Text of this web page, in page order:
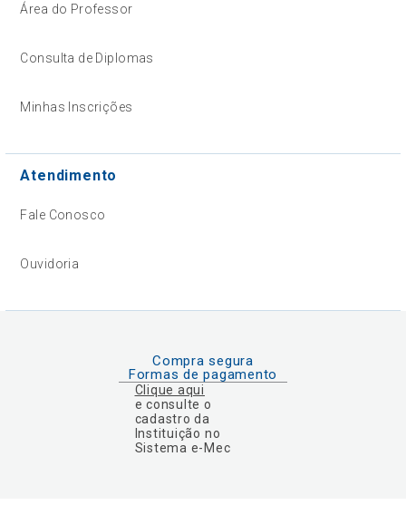
Área do Professor
Consulta de Diplomas
Minhas Inscrições
Atendimento
Fale Conosco
Ouvidoria
Compra segura
Formas de pagamento
Clique aqui
e consulte o
cadastro da
Instituição no
Sistema e-Mec